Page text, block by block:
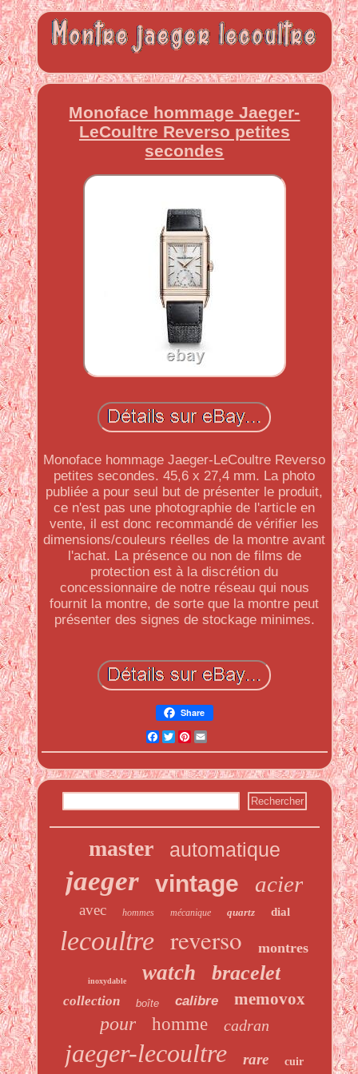
Monoface hommage Jaeger-
LeCoultre Reverso petites
secondes
Monoface hommage Jaeger-LeCoultre Reverso
petites secondes. 45,6 x 27,4 mm. La photo
publiée a pour seul but de présenter le produit,
ce n'est pas une photographie de l'article en
vente, il est donc recommandé de vérifier les
dimensions/couleurs réelles de la montre avant
l'achat. La présence ou non de films de
protection est à la discrétion du
concessionnaire de notre réseau qui nous
fournit la montre, de sorte que la montre peut
présenter des signes de stockage minimes.
Share
Facebook
Twitter
Pinterest
Email
master automatique
jaeger vintage acier
avec hommes mécanique quartz dial
lecoultre reverso montres
inoxydable watch bracelet
collection boîte calibre memovox
pour homme cadran
jaeger-lecoultre rare cuir